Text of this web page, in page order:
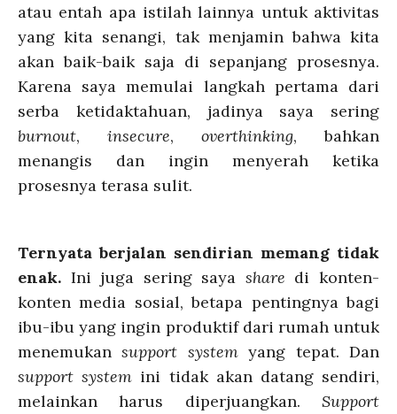
atau entah apa istilah lainnya untuk aktivitas
yang kita senangi, tak menjamin bahwa kita
akan baik-baik saja di sepanjang prosesnya.
Karena saya memulai langkah pertama dari
serba ketidaktahuan, jadinya saya sering
burnout, insecure, overthinking, bahkan
menangis dan ingin menyerah ketika
prosesnya terasa sulit.
Ternyata berjalan sendirian memang tidak
enak. Ini juga sering saya share di konten-
konten media sosial, betapa pentingnya bagi
ibu-ibu yang ingin produktif dari rumah untuk
menemukansupport systemyang tepat. Dan
support system ini tidak akan datang sendiri,
melainkan harus diperjuangkan. Support